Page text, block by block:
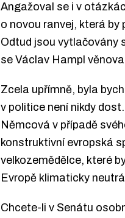
Angažoval se i v
o novou ranvej, která
Odtud jsou vytlačovány
se Václav Hampl
Zcela upřímně, byla
v politice není nikdy
Němcová v případě
konstruktivní evropská
velkozemědělce, které
Evropě klimaticky
Chcete-li v Senátu